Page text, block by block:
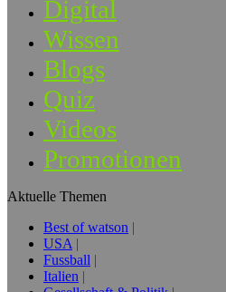
Digital
Wissen
Blogs
Quiz
Videos
Promotionen
Aktuelle Themen
Best of watson
USA
Fussball
Italien